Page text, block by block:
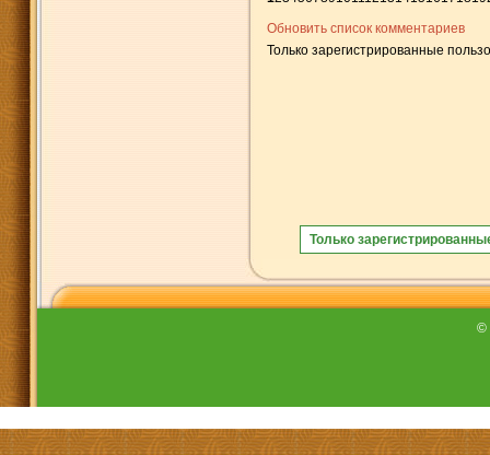
Обновить список комментариев
Только зарегистрированные
Только
©